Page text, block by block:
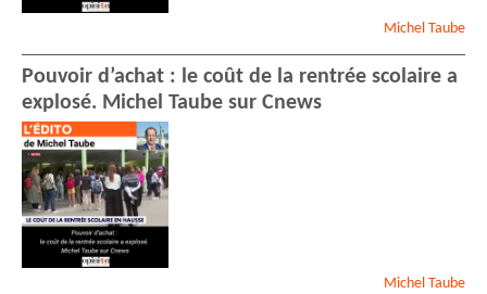
Michel Taube
Pouvoir d’achat : le coût de la rentrée scolaire a
explosé. Michel Taube sur Cnews
Michel Taube